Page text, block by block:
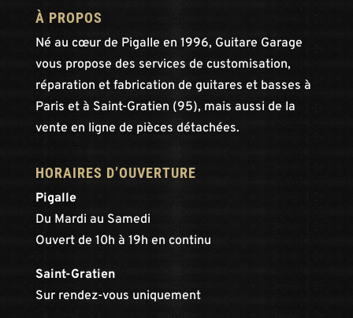
À PROPOS
Né au cœur de Pigalle en 1996, Guitare Garage
vous propose des services de customisation,
réparation et fabrication de guitares et basses à
Paris et à Saint-Gratien (95), mais aussi de la
vente en ligne de pièces détachées.
HORAIRES D’OUVERTURE
Pigalle
Du Mardi au Samedi
Ouvert de 10h à 19h en continu
Saint-Gratien
Sur rendez-vous uniquement